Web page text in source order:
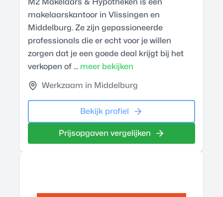
M2 Makelaars & Hypotheken is een
makelaarskantoor in Vlissingen en
Middelburg. Ze zijn gepassioneerde
professionals die er echt voor je willen
zorgen dat je een goede deal krijgt bij het
verkopen of ... meer bekijken
Werkzaam in Middelburg
Bekijk profiel
Prijsopgaven vergelijken